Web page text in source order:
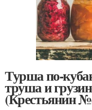
Турша по-
труша и
(Крестьянин